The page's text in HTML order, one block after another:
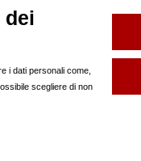
pubblicità sul nostro sito
regolamento
redazione
dei
i dati personali come,
scegliere di non